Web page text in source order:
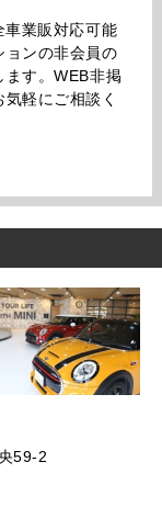
車業販対応可能
ョンの非会員の
す。WEB非掲
軽にご相談く
59-2